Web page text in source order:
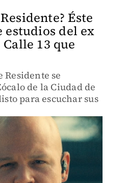
Éste
estudios del ex
13 que
Residente se
de la Ciudad de
para escuchar sus